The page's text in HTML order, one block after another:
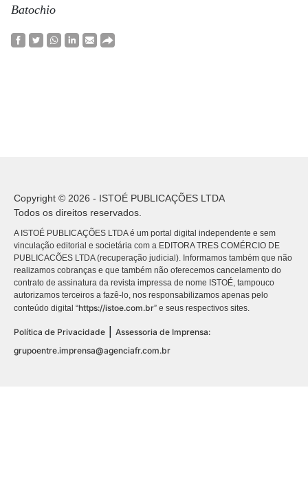
Batochio
Copyright © 2026 - ISTOÉ PUBLICAÇÕES LTDA
Todos os direitos reservados.
A ISTOÉ PUBLICAÇÕES LTDA é um portal digital independente e sem
vinculação editorial e societária com a EDITORA TRES COMÉRCIO DE
PUBLICACÕES LTDA (recuperação judicial). Informamos também que não
realizamos cobranças e que também não oferecemos cancelamento do
contrato de assinatura da revista impressa de nome ISTOÉ, tampouco
autorizamos terceiros a fazê-lo, nos responsabilizamos apenas pelo
conteúdo digital “https://istoe.com.br” e seus respectivos sites.
Política de Privacidade | Assessoria de Imprensa:
grupoentre.imprensa@agenciafr.com.br